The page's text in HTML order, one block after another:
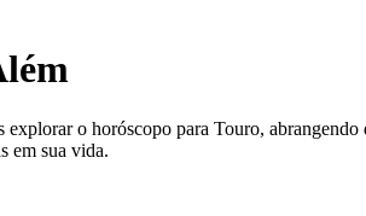
o horóscopo para Touro,
em sua vida.